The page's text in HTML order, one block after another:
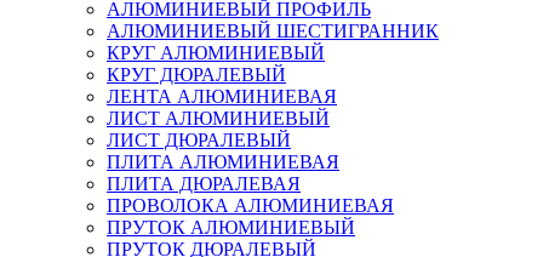
АЛЮМИНИЕВЫЙ ПРОФИЛЬ
АЛЮМИНИЕВЫЙ ШЕСТИГРАННИК
КРУГ АЛЮМИНИЕВЫЙ
КРУГ ДЮРАЛЕВЫЙ
ЛЕНТА АЛЮМИНИЕВАЯ
ЛИСТ АЛЮМИНИЕВЫЙ
ЛИСТ ДЮРАЛЕВЫЙ
ПЛИТА АЛЮМИНИЕВАЯ
ПЛИТА ДЮРАЛЕВАЯ
ПРОВОЛОКА АЛЮМИНИЕВАЯ
ПРУТОК АЛЮМИНИЕВЫЙ
ПРУТОК ДЮРАЛЕВЫЙ